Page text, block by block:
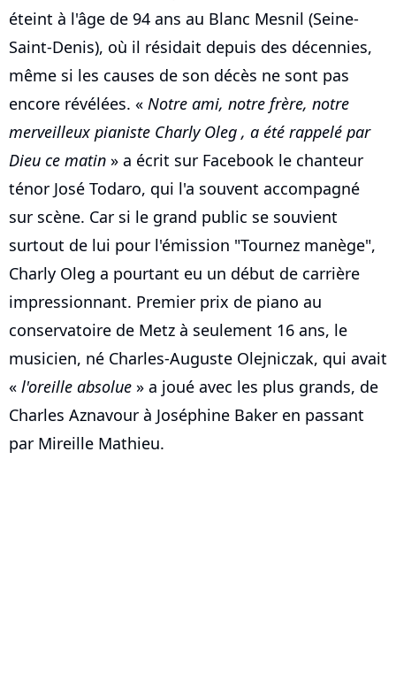
éteint à l'âge de 94 ans au Blanc Mesnil (Seine-
Saint-Denis), où il résidait depuis des décennies,
même si les causes de son décès ne sont pas
encore révélées. « Notre ami, notre frère, notre
merveilleux pianiste Charly Oleg , a été rappelé par
Dieu ce matin » a écrit sur Facebook le chanteur
ténor José Todaro, qui l'a souvent accompagné
sur scène. Car si le grand public se souvient
surtout de lui pour l'émission "Tournez manège",
Charly Oleg a pourtant eu un début de carrière
impressionnant. Premier prix de piano au
conservatoire de Metz à seulement 16 ans, le
musicien, né Charles-Auguste Olejniczak, qui avait
« l'oreille absolue » a joué avec les plus grands, de
Charles Aznavour à Joséphine Baker en passant
par Mireille Mathieu.